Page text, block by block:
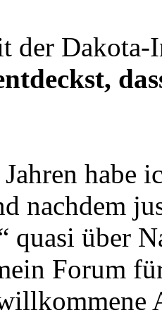
der Dakota-
habe
nachdem
quasi über
Forum